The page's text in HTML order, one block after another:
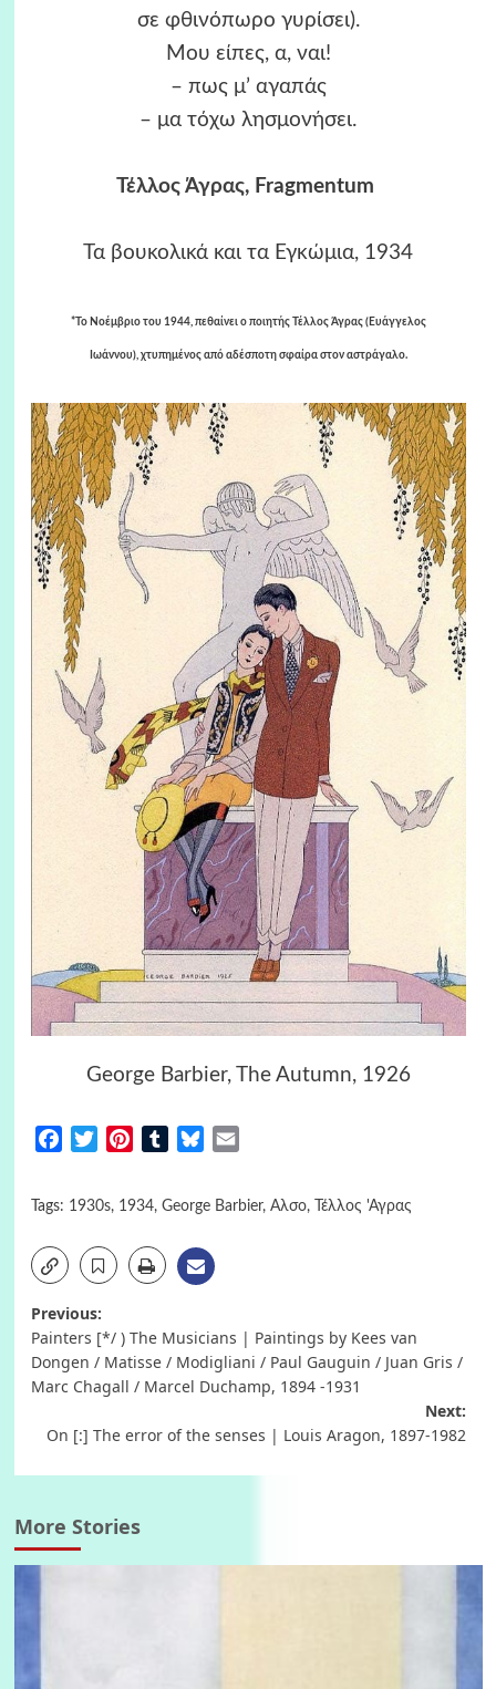
σε φθινόπωρο γυρίσει).
Μου είπες, α, ναι!
– πως μ’ αγαπάς
– μα τόχω λησμονήσει.
Τέλλος Άγρας, Fragmentum
Τα βουκολικά και τα Εγκώμια, 1934
*Το Νοέμβριο του 1944, πεθαίνει ο ποιητής Τέλλος Άγρας (Ευάγγελος
Ιωάννου), χτυπημένος από αδέσποτη σφαίρα στον αστράγαλο.
George Barbier, The Autumn, 1926
FacebookTwitterPinterestTumblrBluesky
Tags: 1930s, 1934, George Barbier, Αλσο, Τέλλος 'Αγρας
Post
navigation
Previous:
Painters [*/ ) The Musicians | Paintings by Kees van
Dongen / Matisse / Modigliani / Paul Gauguin / Juan Gris /
Marc Chagall / Marcel Duchamp, 1894 -1931
Next:
On [:] The error of the senses | Louis Aragon, 1897-1982
More Stories